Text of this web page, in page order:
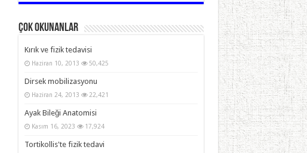
Çok Okunanlar
Kırık ve fizik tedavisi
Haziran 10, 2013 50,425
Dirsek mobilizasyonu
Haziran 24, 2013 22,421
Ayak Bileği Anatomisi
Kasım 16, 2023 17,924
Tortikollis'te fizik tedavi